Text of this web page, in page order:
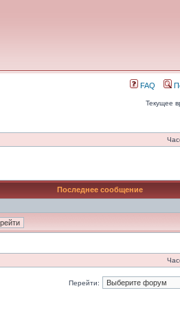
FAQ
Текущее
Последнее сообщение
Перейти: